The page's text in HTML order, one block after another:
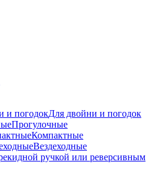
Для двойни и погодок
Прогулочные
Компактные
Вездеходные